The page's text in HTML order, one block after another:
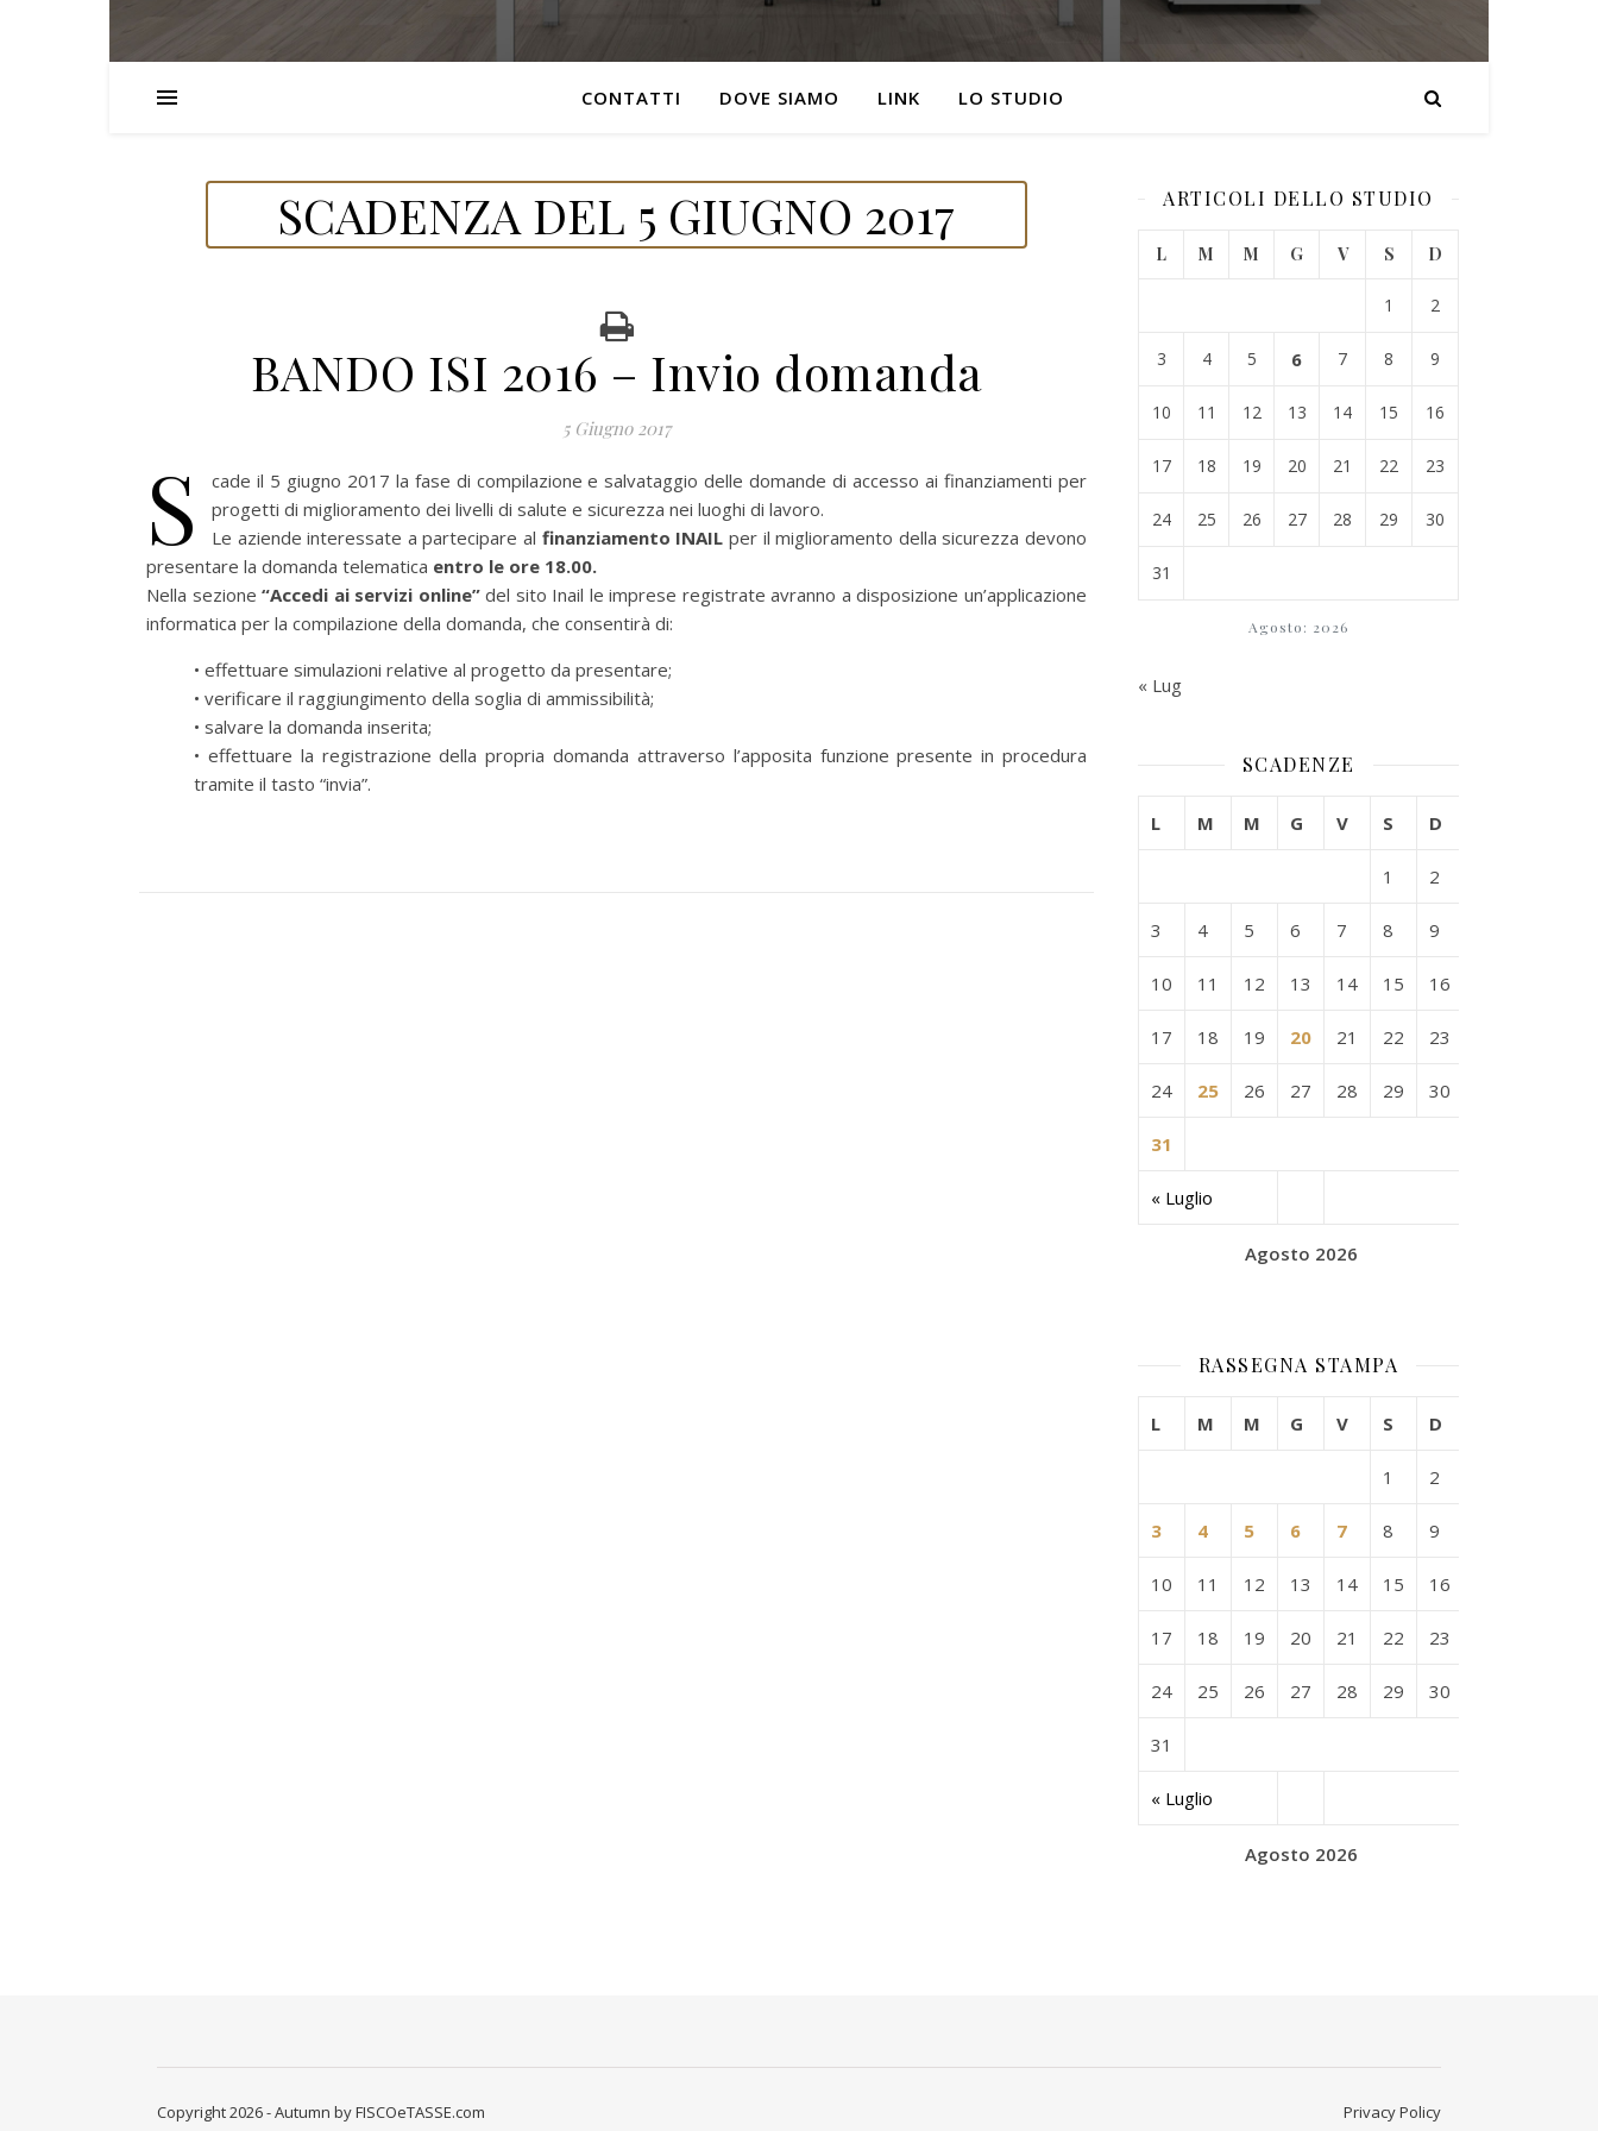
CONTATTI DOVE SIAMO LINK LO STUDIO
SCADENZA DEL 5 GIUGNO 2017
BANDO ISI 2016 – Invio domanda
5 Giugno 2017
S
cade il 5 giugno 2017 la fase di compilazione e salvataggio delle domande di accesso ai finanziamenti per
progetti di miglioramento dei livelli di salute e sicurezza nei luoghi di lavoro.
Le aziende interessate a partecipare al finanziamento INAIL per il miglioramento della sicurezza devono
presentare la domanda telematica entro le ore 18.00.
Nella sezione“Accedi ai servizi online”del sito Inail le imprese registrate avranno a disposizione un’applicazione
informatica per la compilazione della domanda, che consentirà di:
• effettuare simulazioni relative al progetto da presentare;
• verificare il raggiungimento della soglia di ammissibilità;
• salvare la domanda inserita;
• effettuare la registrazione della propria domanda attraverso l’apposita funzione presente in procedura
tramite il tasto “invia”.
ARTICOLI DELLO STUDIO
Agosto: 2026
L M M G V S D
1 2
3 4 5 6 7 8 9
10 11 12 13 14 15 16
17 18 19 20 21 22 23
24 25 26 27 28 29 30
31
« Lug
SCADENZE
Agosto 2026
L M M G V S D
« Luglio
1 2
3 4 5 6 7 8 9
10 11 12 13 14 15 16
17 18 19 20 21 22 23
24 25 26 27 28 29 30
31
RASSEGNA STAMPA
Agosto 2026
L M M G V S D
« Luglio
1 2
3 4 5 6 7 8 9
10 11 12 13 14 15 16
17 18 19 20 21 22 23
24 25 26 27 28 29 30
31
Privacy Policy
Copyright 2026 - Autumn by FISCOeTASSE.com